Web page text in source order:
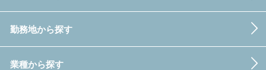
勤務地から探す
業種から探す